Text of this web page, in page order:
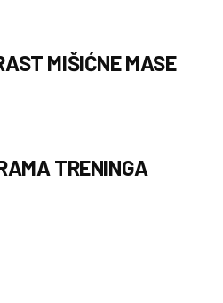
MIŠIĆNE MASE
TRENINGA